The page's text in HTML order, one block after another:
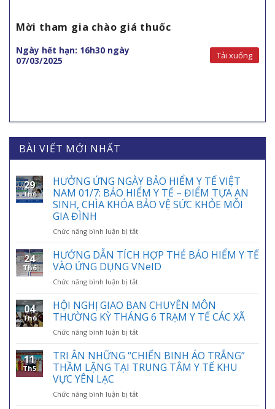
Mời tham gia chào giá thuốc
Ngày hết hạn: 16h30 ngày
07/03/2025
Tải xuống
BÀI VIẾT MỚI NHẤT
29
Th6
HƯỞNG ỨNG NGÀY BẢO HIỂM Y TẾ VIỆT
NAM 01/7: BẢO HIỂM Y TẾ – ĐIỂM TỰA AN
SINH, CHÌA KHÓA BẢO VỆ SỨC KHỎE MỖI
GIA ĐÌNH
Chức năng bình luận bị tắtở
ỨNG
NGÀY
BẢO
HIỂM
TẾ
VIỆT
01/7:
HIỂM
Y
ĐIỂM
24
Th6
HƯỚNG DẪN TÍCH HỢP THẺ BẢO HIỂM Y TẾ
VÀO ỨNG DỤNG VNeID
Chức năng bình luận bị tắtở
DẪN
TÍCH
HỢP
THẺ
HIỂM
Y
ỨNG
04
Th6
HỘI NGHỊ GIAO BAN CHUYÊN MÔN
THƯỜNG KỲ THÁNG 6 TRẠM Y TẾ CÁC XÃ
Chức năng bình luận bị tắtở
NGHỊ
GIAO
BAN
MÔN
11
Th5
TRI ÂN NHỮNG “CHIẾN BINH ÁO TRẮNG”
THẦM LẶNG TẠI TRUNG TÂM Y TẾ KHU
VỰC YÊN LẠC
Chức năng bình luận bị tắtở